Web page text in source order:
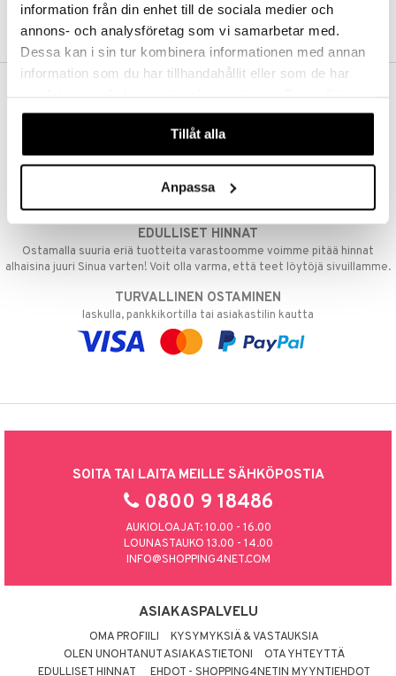
information från din enhet till de sociala medier och
annons- och analysföretag som vi samarbetar med.
Dessa kan i sin tur kombinera informationen med annan
information som du har tillhandahållit eller som de har
våra cookies vid fortsatt användande av vår webbplats.
Tillåt alla
Anpassa
LUO ASIAKAS
Aina maksuton vaihtoehto, huolimatta siitä ostatko yksittäisen
tuotteen tai koko tilauksellesi joka ylittää 50 €.
NOPEAT TOIMITUKSET
Ennen kello 13.00 tehdyt tilaukset lähetetään normaalisti samana
EDULLISET HINNAT
Ostamalla suuria eriä tuotteita varastoomme voimme pitää hinnat
alhaisina juuri Sinua varten! Voit olla varma, että teet löytöjä sivuillamme.
TURVALLINEN OSTAMINEN
laskulla, pankkikortilla tai asiakastilin kautta
SOITA TAI LAITA MEILLE SÄHKÖPOSTIA
0800 9 18486
AUKIOLOAJAT: 10.00 - 16.00
LOUNASTAUKO 13.00 - 14.00
INFO@SHOPPING4NET.COM
ASIAKASPALVELU
OMA PROFIILI
KYSYMYKSIÄ & VASTAUKSIA
OLEN UNOHTANUT ASIAKASTIETONI
OTA YHTEYTTÄ
EDULLISET HINNAT
EHDOT - SHOPPING4NETIN MYYNTIEHDOT